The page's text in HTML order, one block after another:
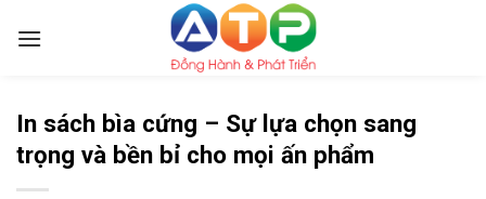
In sách bìa cứng – Sự lựa chọn sang
trọng và bền bỉ cho mọi ấn phẩm